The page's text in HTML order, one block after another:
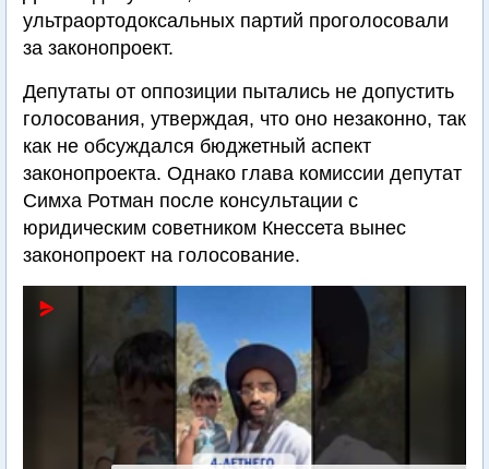
ультраортодоксальных партий проголосовали
за законопроект.
Депутаты от оппозиции пытались не допустить
голосования, утверждая, что оно незаконно, так
как не обсуждался бюджетный аспект
законопроекта. Однако глава комиссии депутат
Симха Ротман после консультации с
юридическим советником Кнессета вынес
законопроект на голосование.